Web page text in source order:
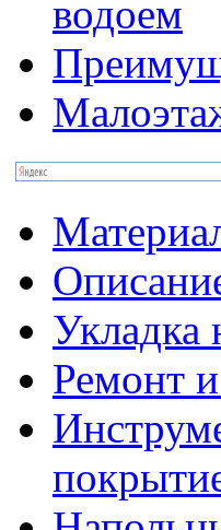
водоем
Укладка
Ремонт